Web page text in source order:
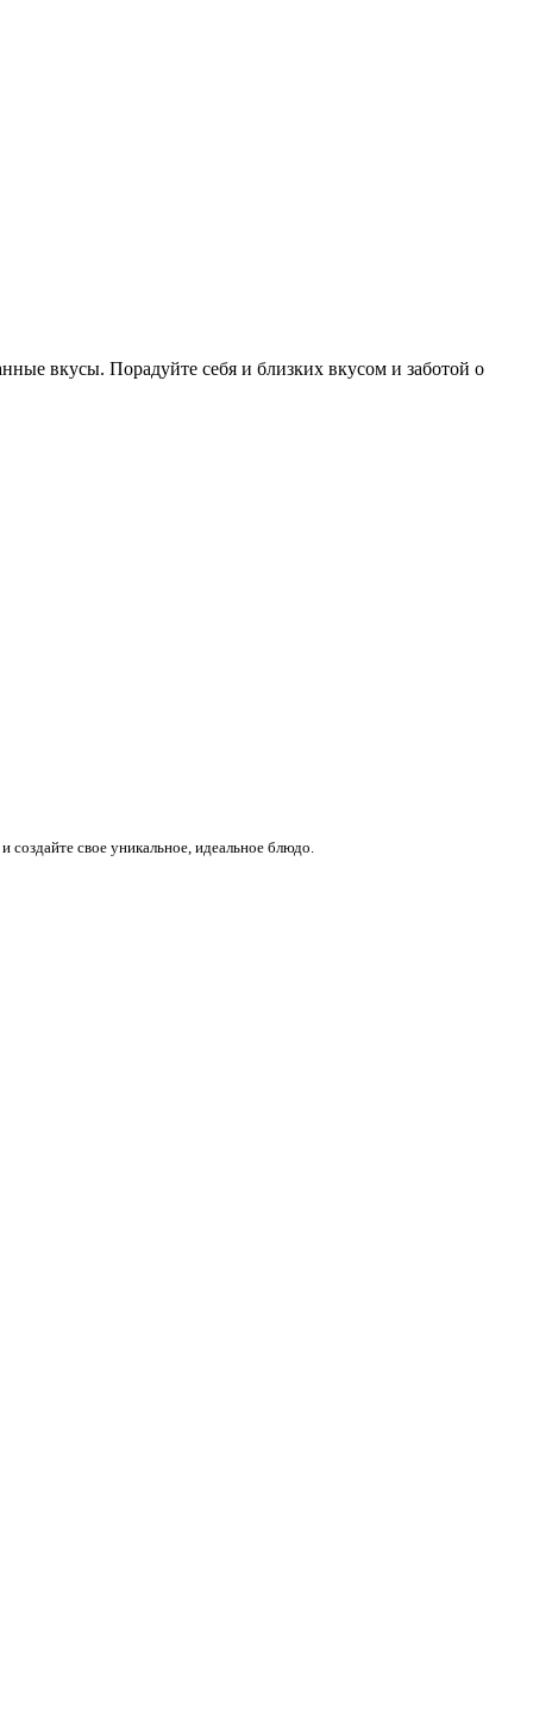
вкусы. Порадуйте себя и близких вкусом и заботой о
свое уникальное, идеальное блюдо.